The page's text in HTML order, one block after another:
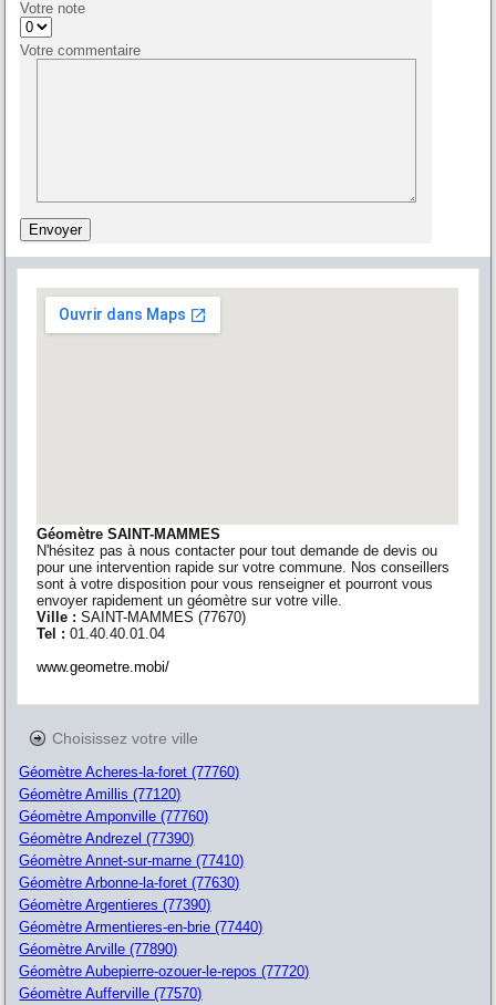
Votre note
Votre commentaire
Géomètre SAINT-MAMMES
N'hésitez pas à nous contacter pour tout demande de devis ou
pour une intervention rapide sur votre commune. Nos conseillers
sont à votre disposition pour vous renseigner et pourront vous
envoyer rapidement un géomètre sur votre ville.
Ville :SAINT-MAMMES (77670)
Tel :01.40.40.01.04
www.geometre.mobi/
Choisissez votre ville
Géomètre Acheres-la-foret (77760)
Géomètre Amillis (77120)
Géomètre Amponville (77760)
Géomètre Andrezel (77390)
Géomètre Annet-sur-marne (77410)
Géomètre Arbonne-la-foret (77630)
Géomètre Argentieres (77390)
Géomètre Armentieres-en-brie (77440)
Géomètre Arville (77890)
Géomètre Aubepierre-ozouer-le-repos (77720)
Géomètre Aufferville (77570)